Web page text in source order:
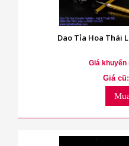
Dao Tỉa Hoa Thái
Giá khuyến
Giá